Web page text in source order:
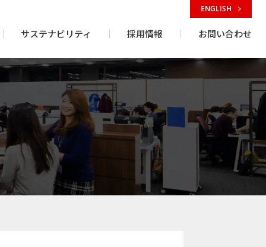
サステナビリティ 採用情報 お問い合わせ
ENGLISH